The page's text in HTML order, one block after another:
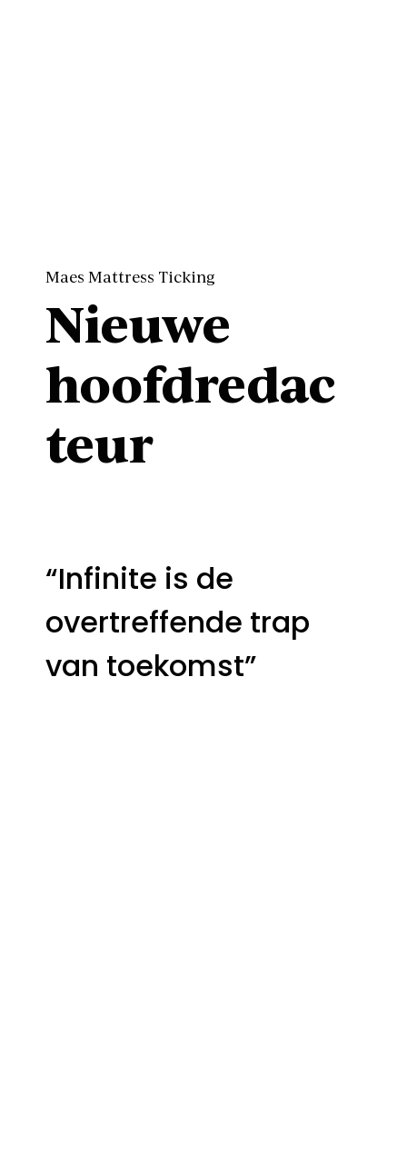
“Infinite is de
overtreffende trap
van toekomst”
Maes Mattress Ticking
Nieuwe
hoofdredac
teur